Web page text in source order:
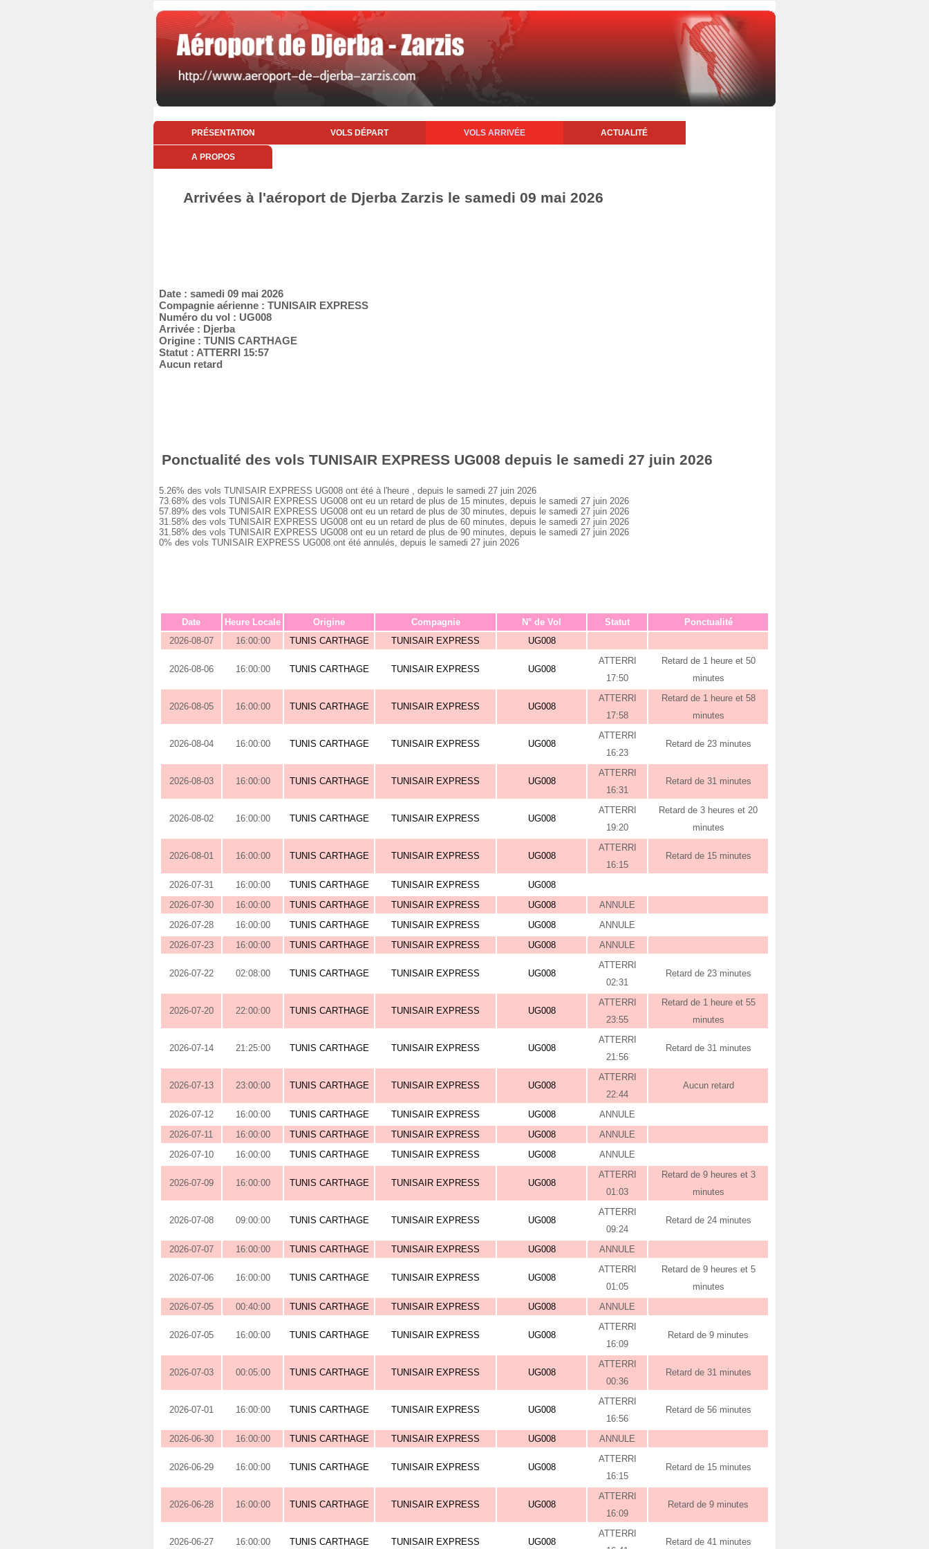
PRÉSENTATION VOLS DÉPART VOLS ARRIVÉE ACTUALITÉ
A PROPOS
Arrivées à l'aéroport de Djerba Zarzis le samedi 09 mai 2026
Date : samedi 09 mai 2026
Compagnie aérienne : TUNISAIR EXPRESS
Numéro du vol : UG008
Arrivée : Djerba
Origine : TUNIS CARTHAGE
Statut : ATTERRI 15:57
Aucun retard
Ponctualité des vols TUNISAIR EXPRESS UG008 depuis le samedi 27 juin 2026
5.26% des vols TUNISAIR EXPRESS UG008 ont été à l'heure , depuis le samedi 27 juin 2026
73.68% des vols TUNISAIR EXPRESS UG008 ont eu un retard de plus de 15 minutes, depuis le samedi 27 juin 2026
57.89% des vols TUNISAIR EXPRESS UG008 ont eu un retard de plus de 30 minutes, depuis le samedi 27 juin 2026
31.58% des vols TUNISAIR EXPRESS UG008 ont eu un retard de plus de 60 minutes, depuis le samedi 27 juin 2026
31.58% des vols TUNISAIR EXPRESS UG008 ont eu un retard de plus de 90 minutes, depuis le samedi 27 juin 2026
0% des vols TUNISAIR EXPRESS UG008 ont été annulés, depuis le samedi 27 juin 2026
Date Heure Locale Origine Compagnie N° de Vol Statut
Ponctualité
2026-08-07
16:00:00 TUNIS CARTHAGE TUNISAIR EXPRESS UG008
2026-08-06 16:00:00 TUNIS CARTHAGE TUNISAIR EXPRESS UG008
ATTERRI
17:50
Retard de 1 heure et 50
minutes
2026-08-05 16:00:00 TUNIS CARTHAGE TUNISAIR EXPRESS UG008
ATTERRI
17:58
Retard de 1 heure et 58
minutes
2026-08-04 16:00:00 TUNIS CARTHAGE TUNISAIR EXPRESS UG008
ATTERRI
16:23
Retard de 23 minutes
2026-08-03 16:00:00 TUNIS CARTHAGE TUNISAIR EXPRESS UG008
ATTERRI
16:31
Retard de 31 minutes
2026-08-02 16:00:00 TUNIS CARTHAGE TUNISAIR EXPRESS UG008
ATTERRI
19:20
Retard de 3 heures et 20
minutes
2026-08-01 16:00:00 TUNIS CARTHAGE TUNISAIR EXPRESS UG008
ATTERRI
16:15
Retard de 15 minutes
2026-07-31 16:00:00 TUNIS CARTHAGE TUNISAIR EXPRESS
UG008
2026-07-30
16:00:00 TUNIS CARTHAGE TUNISAIR EXPRESS UG008
ANNULE
2026-07-28
16:00:00 TUNIS CARTHAGE TUNISAIR EXPRESS UG008
ANNULE
2026-07-23
16:00:00 TUNIS CARTHAGE TUNISAIR EXPRESS UG008 ANNULE
2026-07-22 02:08:00 TUNIS CARTHAGE TUNISAIR EXPRESS UG008
ATTERRI
02:31
Retard de 23 minutes
2026-07-20 22:00:00 TUNIS CARTHAGE TUNISAIR EXPRESS UG008
ATTERRI
23:55
Retard de 1 heure et 55
minutes
2026-07-14 21:25:00 TUNIS CARTHAGE TUNISAIR EXPRESS UG008
ATTERRI
21:56
Retard de 31 minutes
2026-07-13 23:00:00 TUNIS CARTHAGE TUNISAIR EXPRESS UG008
ATTERRI
22:44
Aucun retard
2026-07-12 16:00:00 TUNIS CARTHAGE TUNISAIR EXPRESS UG008
ANNULE
2026-07-11
16:00:00 TUNIS CARTHAGE TUNISAIR EXPRESS UG008
ANNULE
2026-07-10
16:00:00 TUNIS CARTHAGE TUNISAIR EXPRESS UG008 ANNULE
2026-07-09 16:00:00 TUNIS CARTHAGE TUNISAIR EXPRESS UG008
ATTERRI
01:03
Retard de 9 heures et 3
minutes
2026-07-08 09:00:00 TUNIS CARTHAGE TUNISAIR EXPRESS UG008
ATTERRI
09:24
Retard de 24 minutes
2026-07-07 16:00:00 TUNIS CARTHAGE TUNISAIR EXPRESS UG008 ANNULE
2026-07-06 16:00:00 TUNIS CARTHAGE TUNISAIR EXPRESS UG008
ATTERRI
01:05
Retard de 9 heures et 5
minutes
2026-07-05
00:40:00 TUNIS CARTHAGE TUNISAIR EXPRESS UG008 ANNULE
2026-07-05 16:00:00 TUNIS CARTHAGE TUNISAIR EXPRESS UG008
ATTERRI
16:09
Retard de 9 minutes
2026-07-03 00:05:00 TUNIS CARTHAGE TUNISAIR EXPRESS UG008
ATTERRI
00:36
Retard de 31 minutes
2026-07-01 16:00:00 TUNIS CARTHAGE TUNISAIR EXPRESS UG008
ATTERRI
16:56
Retard de 56 minutes
2026-06-30 16:00:00 TUNIS CARTHAGE TUNISAIR EXPRESS UG008 ANNULE
2026-06-29 16:00:00 TUNIS CARTHAGE TUNISAIR EXPRESS UG008
ATTERRI
16:15
Retard de 15 minutes
2026-06-28 16:00:00 TUNIS CARTHAGE TUNISAIR EXPRESS UG008
ATTERRI
16:09
Retard de 9 minutes
2026-06-27 16:00:00 TUNIS CARTHAGE TUNISAIR EXPRESS UG008
ATTERRI
Retard de 41 minutes